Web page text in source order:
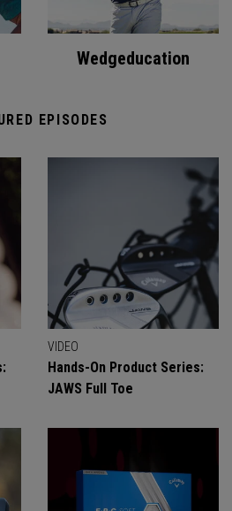
Wedgeducation
EPISODES
VIDEO
Hands-On Product Series:
JAWS Full Toe